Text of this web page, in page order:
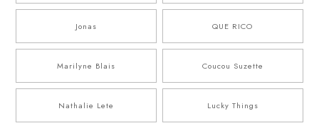
Jonas QUE RICO
Marilyne Blais Coucou Suzette
Nathalie Lete Lucky Things